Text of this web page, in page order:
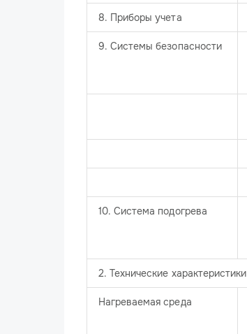
8. Приборы учета
9. Системы безопасности
10. Система подогрева
2. Технические характеристики
Нагреваемая среда